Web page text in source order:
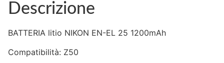
Descrizione
BATTERIA litio NIKON EN-EL 25 1200mAh
Compatibilità: Z50